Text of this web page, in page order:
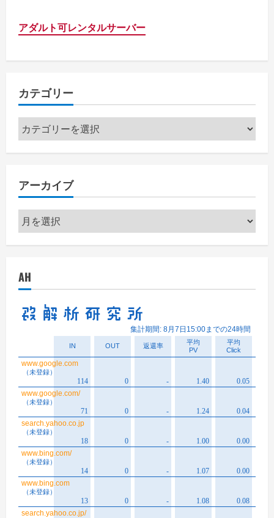
アダルト可レンタルサーバー
カテゴリー
カ
テ
ー
アーカイブ
ア
ー
ブ
AH